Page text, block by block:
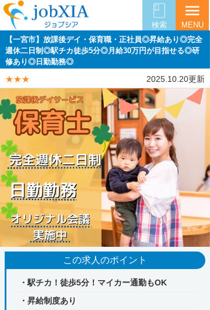
検索
menu
MENU
【一宮市】放課後デイ・保育職・正社員◎昇給あり◎完全
週休二日制◎駅チカ徒歩5分◎月給30万円が目指せる◎研
修あり◎日勤勤務◎
★★★ 2025.10.20更新
この求人のポイント
・駅チカ！徒歩5分！マイカー通勤もOK
・昇給制度あり